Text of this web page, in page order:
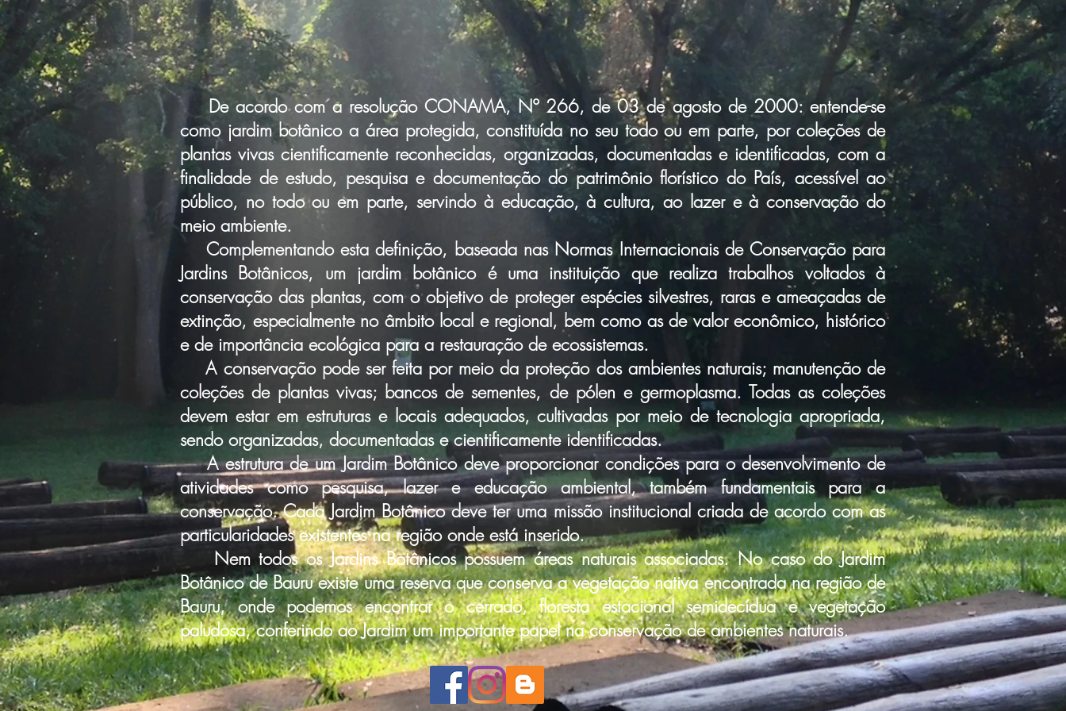
De acordo com a resolução CONAMA, Nº 266, de 03 de agosto de 2000: entende-se
como jardim botânico a área protegida, constituída no seu todo ou em parte, por coleções de
plantas vivas cientificamente reconhecidas, organizadas, documentadas e identificadas, com a
finalidade de estudo, pesquisa e documentação do patrimônio florístico do País, acessível ao
público, no todo ou em parte, servindo à educação, à cultura, ao lazer e à conservação do
meio ambiente.
Complementando esta definição, baseada nas Normas Internacionais de Conservação para
Jardins Botânicos, um jardim botânico é uma instituição que realiza trabalhos voltados à
conservação das plantas, com o objetivo de proteger espécies silvestres, raras e ameaçadas de
extinção, especialmente no âmbito local e regional, bem como as de valor econômico, histórico
e de importância ecológica para a restauração de ecossistemas.
A conservação pode ser feita por meio da proteção dos ambientes naturais; manutenção de
coleções de plantas vivas; bancos de sementes, de pólen e germoplasma. Todas as coleções
devem estar em estruturas e locais adequados, cultivadas por meio de tecnologia apropriada,
sendo organizadas, documentadas e cientificamente identificadas.
A estrutura de um Jardim Botânico deve proporcionar condições para o desenvolvimento de
atividades como pesquisa, lazer e educação ambiental, também fundamentais para a
conservação. Cada Jardim Botânico deve ter uma missão institucional criada de acordo com as
particularidades existentes na região onde está inserido.
Nem todos os Jardins Botânicos possuem áreas naturais associadas. No caso do Jardim
Botânico de Bauru existe uma reserva que conserva a vegetação nativa encontrada na região de
Bauru, onde podemos encontrar o cerrado, floresta estacional semidecídua e vegetação
paludosa, conferindo ao Jardim um importante papel na conservação de ambientes naturais.